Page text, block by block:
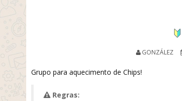
GONZÁLEZ
Grupo para aquecimento de Chips!
Regras: